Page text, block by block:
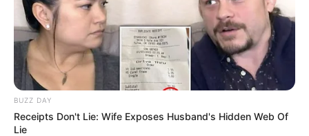
BUZZ DAY
Receipts Don't Lie: Wife Exposes Husband's Hidden Web Of
Lie